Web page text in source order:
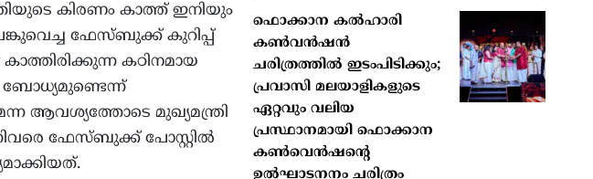
കിരണം കാത്ത് ഇനിയും
ഫേസ്ബുക്ക് കുറിപ്പ്
കഠിനമായ
ബോധ്യമുണ്ടെന്ന്
ആവശ്യത്തോടെ മുഖ്യമന്ത്രി
ഫേസ്ബുക്ക് പോസ്റ്റിൽ
ഫൊക്കാന കൽഹാരി
കൺവൻഷൻ
ചരിത്രത്തിൽ ഇടംപിടിക്കും;
പ്രവാസി മലയാളികളുടെ
ഏറ്റവും വലിയ
പ്രസ്ഥാനമായി ഫൊക്കാന
കൺവെൻഷന്റെ
ഉൽഘാടനനം ചരിത്രം